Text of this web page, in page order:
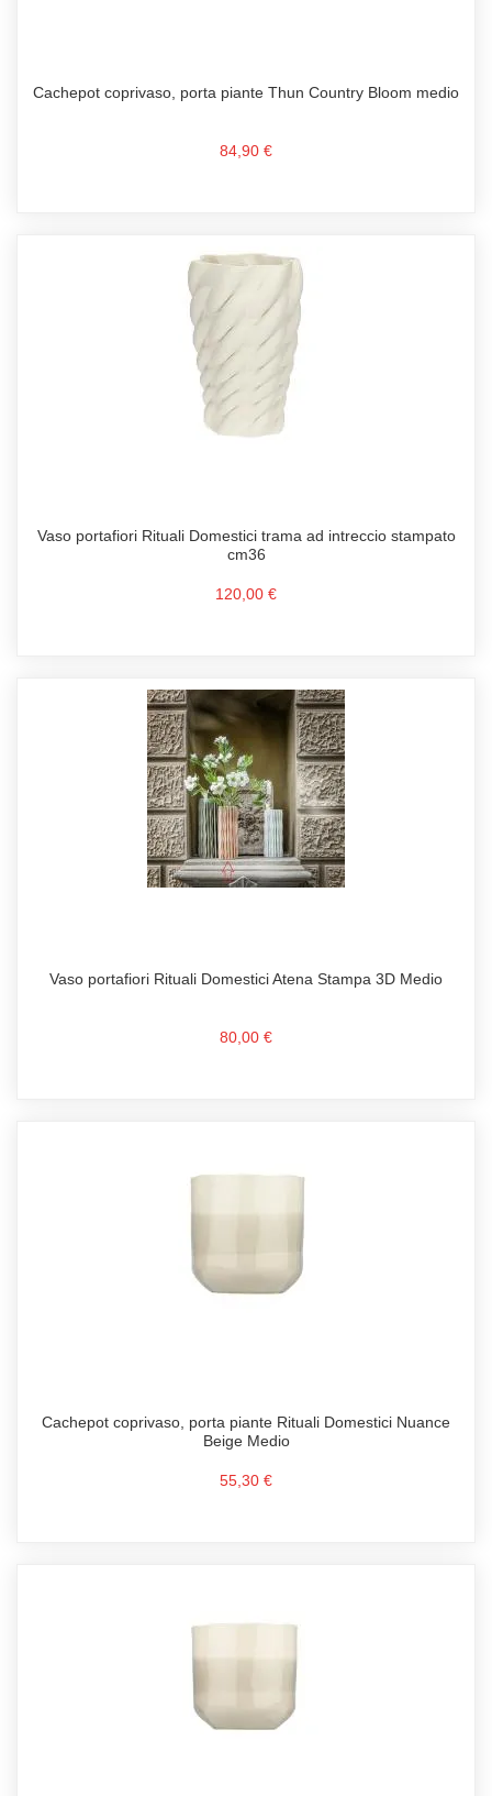
Cachepot coprivaso, porta piante Thun Country Bloom medio
84,90 €
Vaso portafiori Rituali Domestici trama ad intreccio stampato
cm36
120,00 €
Vaso portafiori Rituali Domestici Atena Stampa 3D Medio
80,00 €
Cachepot coprivaso, porta piante Rituali Domestici Nuance
Beige Medio
55,30 €